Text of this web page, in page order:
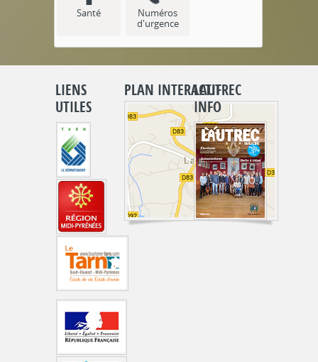
Santé
Numéros
d'urgence
LIENS
UTILES
PLAN INTERACTIF
LAUTREC
INFO